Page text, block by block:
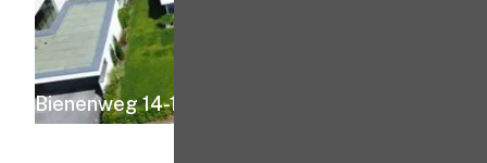
Bienenweg 14-16